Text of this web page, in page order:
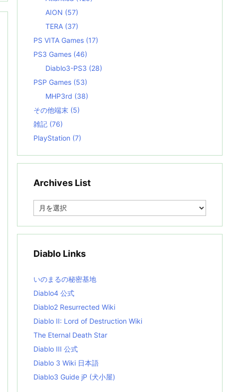
AION (57)
TERA (37)
PS VITA Games (17)
PS3 Games (46)
Diablo3-PS3 (28)
PSP Games (53)
MHP3rd (38)
その他端末 (5)
雑記 (76)
PlayStation (7)
Archives List
e
i
s
t
Diablo Links
いのまるの秘密基地
Diablo4 公式
Diablo2 Resurrected Wiki
Diablo II: Lord of Destruction Wiki
The Eternal Death Star
Diablo III 公式
Diablo 3 Wiki 日本語
Diablo3 Guide jP (犬小屋)